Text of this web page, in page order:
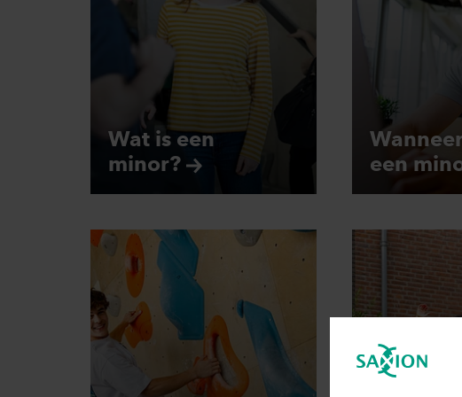
Wat is een
minor?
een